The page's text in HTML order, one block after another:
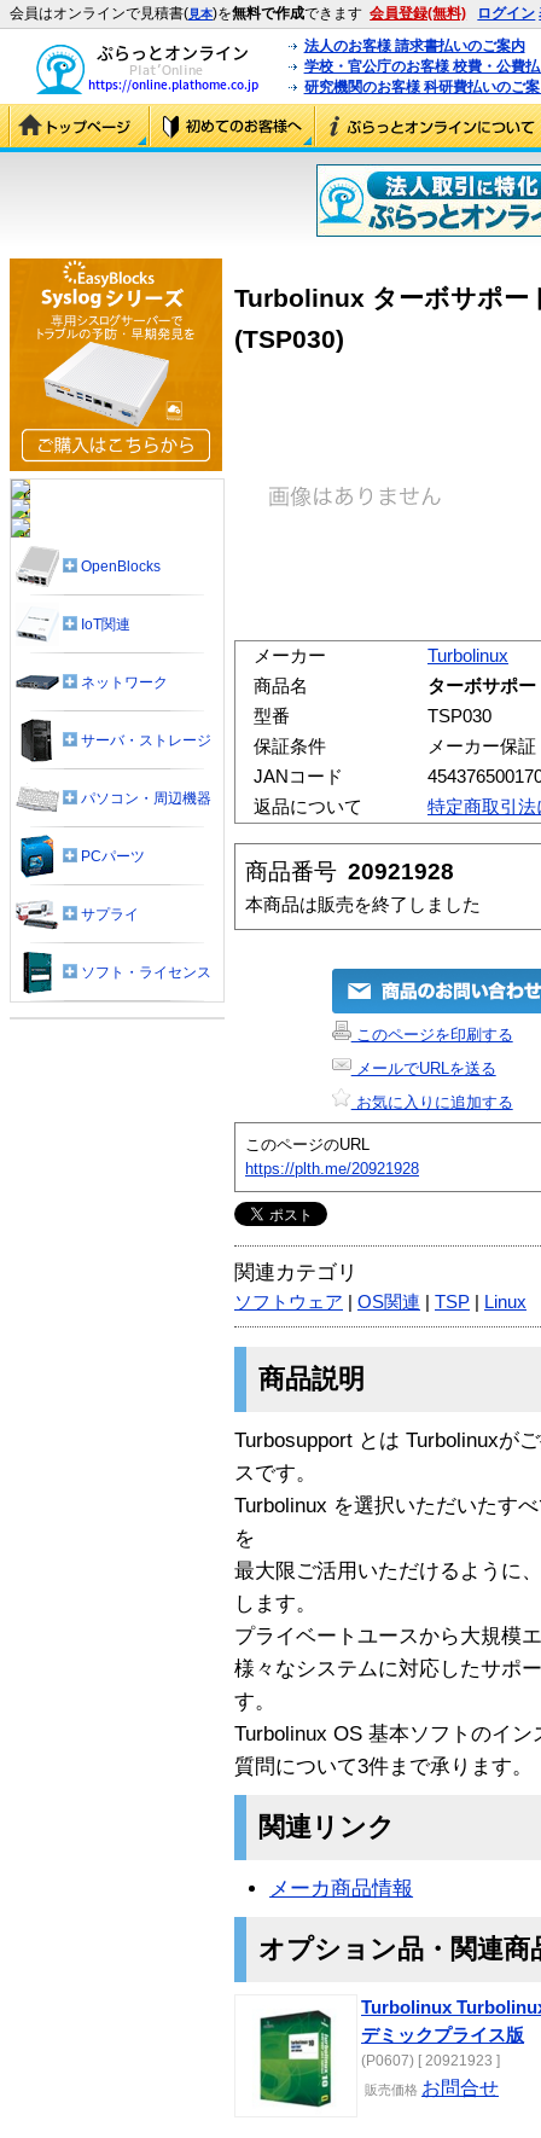
会員はオンラインで見積書(見本)を無料で作成できます 会員登録(無料) ログイン
法人のお客様 請求書払いのご案内
学校・官公庁のお客様 校費・公費
研究機関のお客様 科研費払いのご
Turbolinux ターボサポ
(TSP030)
メーカー
Turbolinux
商品名
ターボサポ
型番
TSP030
保証条件
メーカー保証
JANコード
返品について
特定商取引
商品番号 20921928
本商品は販売を終了しました
このページを印刷する
メールでURLを送る
お気に入りに追加する
このページのURL
https://plth.me/20921928
関連カテゴリ
ソフトウェア OS関連 TSP Linux
商品説明
Turbosupport とは Turbolinuxが
スです。
Turbolinux を選択いただいたす
を
最大限ご活用いただけるように
します。
プライベートユースから大規模
様々なシステムに対応したサポ
す。
Turbolinux OS 基本ソフトのイ
質問について3件まで承ります。
関連リンク
メーカ商品情報
オプション品・関連商
Turbolinux
デミックプライス版
(P0607) [ 20921923 ]
販売価格 お問合せ
OpenBlocks
IoT関連
ネットワーク
サーバ・ストレージ
パソコン・周辺機器
PCパーツ
サプライ
ソフト・ライセンス